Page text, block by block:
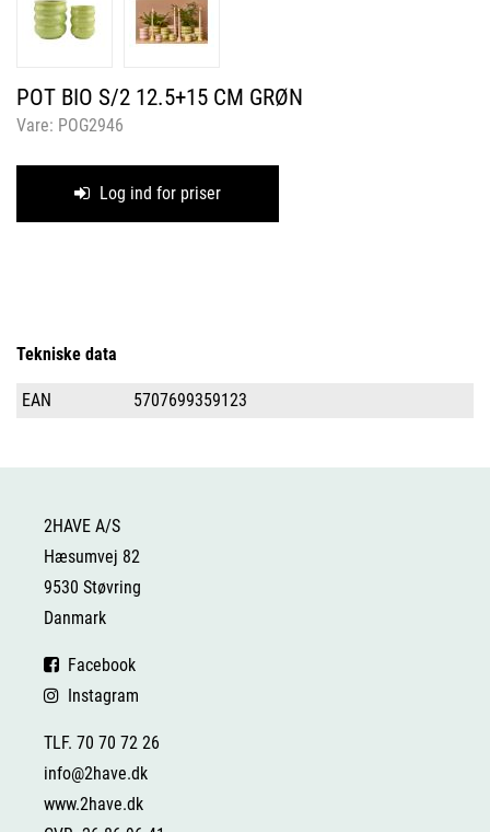
POT BIO S/2 12.5+15 CM GRØN
Vare: POG2946
Log ind for priser
Tekniske data
EAN 5707699359123
2HAVE A/S
Hæsumvej 82
9530 Støvring
Danmark
Facebook
Instagram
TLF. 70 70 72 26
info@2have.dk
www.2have.dk